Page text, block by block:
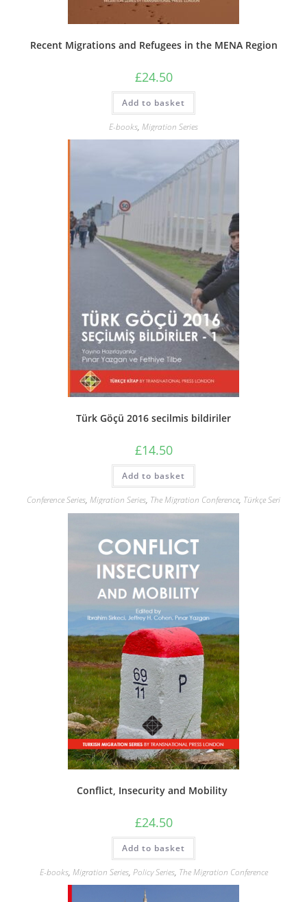
Recent Migrations and Refugees in the MENA Region
£24.50
Add to basket
E-books, Migration Series
Türk Göçü 2016 secilmis bildiriler
£14.50
Add to basket
Conference Series, Migration Series, The Migration Conference, Türkçe Seri
Conflict, Insecurity and Mobility
£24.50
Add to basket
E-books, Migration Series, Policy Series, The Migration Conference